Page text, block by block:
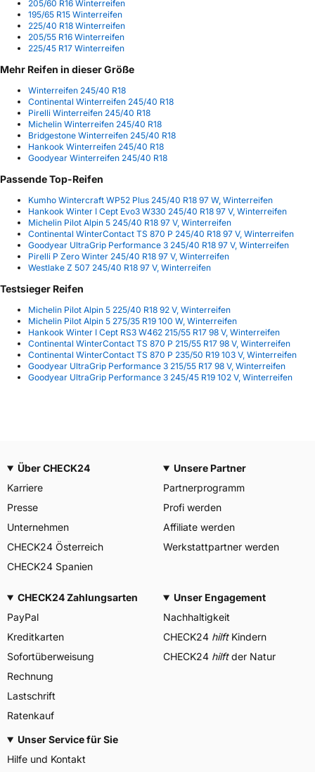
205/60 R16 Winterreifen
195/65 R15 Winterreifen
225/40 R18 Winterreifen
205/55 R16 Winterreifen
225/45 R17 Winterreifen
Mehr Reifen in dieser Größe
Winterreifen 245/40 R18
Continental Winterreifen 245/40 R18
Pirelli Winterreifen 245/40 R18
Michelin Winterreifen 245/40 R18
Bridgestone Winterreifen 245/40 R18
Hankook Winterreifen 245/40 R18
Goodyear Winterreifen 245/40 R18
Passende Top-Reifen
Kumho Wintercraft WP52 Plus 245/40 R18 97 W, Winterreifen
Hankook Winter I Cept Evo3 W330 245/40 R18 97 V, Winterreifen
Michelin Pilot Alpin 5 245/40 R18 97 V, Winterreifen
Continental WinterContact TS 870 P 245/40 R18 97 V, Winterreifen
Goodyear UltraGrip Performance 3 245/40 R18 97 V, Winterreifen
Pirelli P Zero Winter 245/40 R18 97 V, Winterreifen
Westlake Z 507 245/40 R18 97 V, Winterreifen
Testsieger Reifen
Michelin Pilot Alpin 5 225/40 R18 92 V, Winterreifen
Michelin Pilot Alpin 5 275/35 R19 100 W, Winterreifen
Hankook Winter I Cept RS3 W462 215/55 R17 98 V, Winterreifen
Continental WinterContact TS 870 P 215/55 R17 98 V, Winterreifen
Continental WinterContact TS 870 P 235/50 R19 103 V, Winterreifen
Goodyear UltraGrip Performance 3 215/55 R17 98 V, Winterreifen
Goodyear UltraGrip Performance 3 245/45 R19 102 V, Winterreifen
Über CHECK24
Karriere
Presse
Unternehmen
CHECK24 Österreich
CHECK24 Spanien
Unsere Partner
Partnerprogramm
Profi werden
Affiliate werden
Werkstattpartner werden
CHECK24 Zahlungsarten
PayPal
Kreditkarten
Sofortüberweisung
Rechnung
Lastschrift
Ratenkauf
Unser Engagement
Nachhaltigkeit
CHECK24 hilftKindern
CHECK24 hilftder Natur
Unser Service für Sie
Hilfe und Kontakt